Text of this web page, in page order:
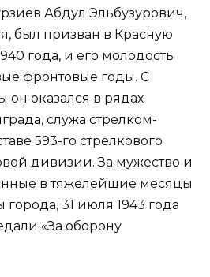
Абдул Эльбузурович,
был призван в Красную
года, и его молодость
фронтовые годы. С
оказался в рядах
служа стрелком-
593-го стрелкового
дивизии. За мужество и
в тяжелейшие месяцы
31 июля 1943 года
«За оборону